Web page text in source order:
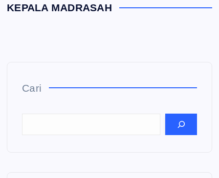
KEPALA MADRASAH
Cari